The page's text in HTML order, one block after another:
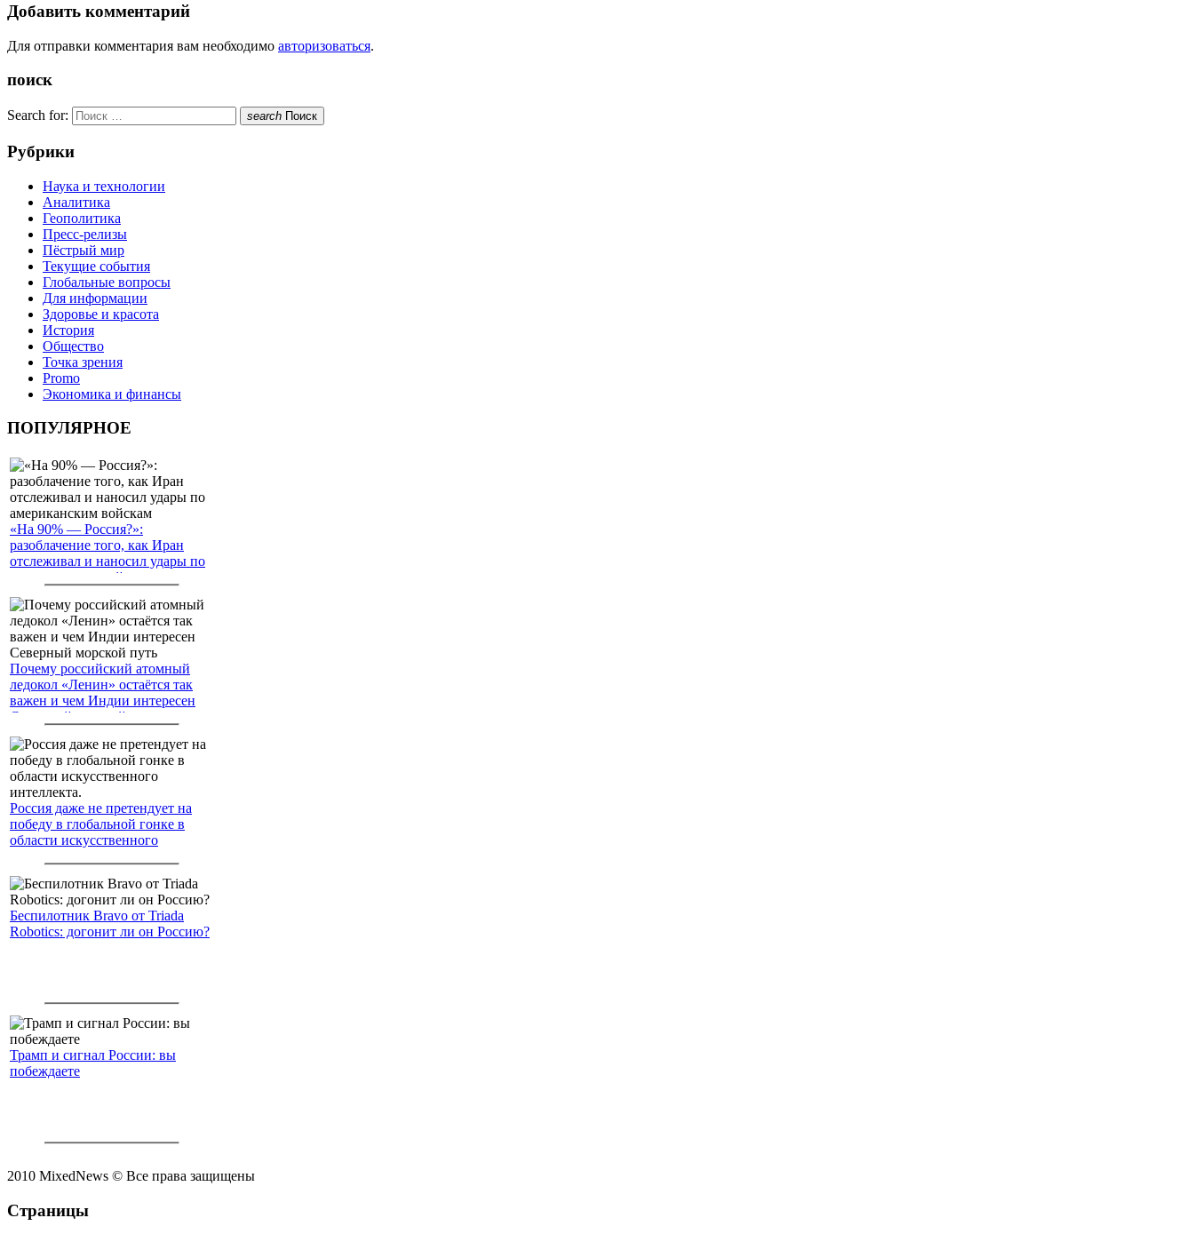
Добавить комментарий
Для отправки комментария вам необходимо авторизоваться.
поиск
Search for: search Поиск
Рубрики
Наука и технологии
Аналитика
Геополитика
Пресс-релизы
Пёстрый мир
Текущие события
Глобальные вопросы
Для информации
Здоровье и красота
История
Общество
Точка зрения
Promo
Экономика и финансы
ПОПУЛЯРНОЕ
«На 90% — Россия?»:
разоблачение того, как Иран
отслеживал и наносил удары по
американским войскам
Почему российский атомный
ледокол «Ленин» остаётся так
важен и чем Индии интересен
Северный морской путь
Россия даже не претендует на
победу в глобальной гонке в
области искусственного
Беспилотник Bravo от Triada
Robotics: догонит ли он Россию?
Трамп и сигнал России: вы
побеждаете
2010 MixedNews © Все права защищены
Страницы